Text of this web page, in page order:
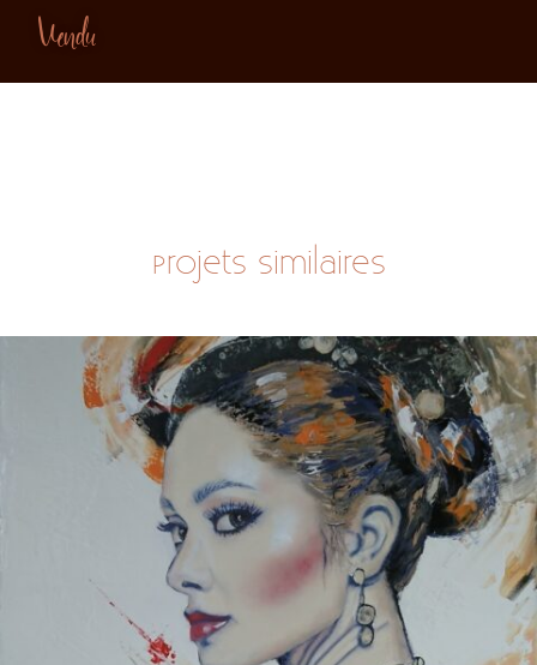
Vendu
Projets similaires